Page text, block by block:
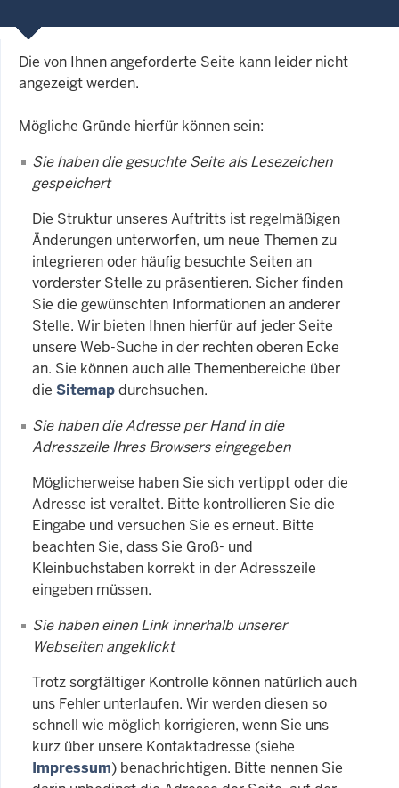
Die von Ihnen angeforderte Seite kann leider nicht
angezeigt werden.
Mögliche Gründe hierfür können sein:
Sie haben die gesuchte Seite als Lesezeichen
gespeichert
Die Struktur unseres Auftritts ist regelmäßigen
Änderungen unterworfen, um neue Themen zu
integrieren oder häufig besuchte Seiten an
vorderster Stelle zu präsentieren. Sicher finden
Sie die gewünschten Informationen an anderer
Stelle. Wir bieten Ihnen hierfür auf jeder Seite
unsere Web-Suche in der rechten oberen Ecke
an. Sie können auch alle Themenbereiche über
die Sitemapdurchsuchen.
Sie haben die Adresse per Hand in die
Adresszeile Ihres Browsers eingegeben
Möglicherweise haben Sie sich vertippt oder die
Adresse ist veraltet. Bitte kontrollieren Sie die
Eingabe und versuchen Sie es erneut. Bitte
beachten Sie, dass Sie Groß- und
Kleinbuchstaben korrekt in der Adresszeile
eingeben müssen.
Sie haben einen Link innerhalb unserer
Webseiten angeklickt
Trotz sorgfältiger Kontrolle können natürlich auch
uns Fehler unterlaufen. Wir werden diesen so
schnell wie möglich korrigieren, wenn Sie uns
kurz über unsere Kontaktadresse (siehe
Impressum) benachrichtigen. Bitte nennen Sie